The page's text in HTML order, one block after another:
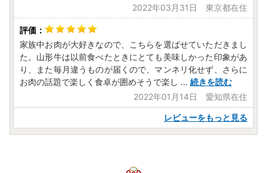
■ワンストップ特例申請書の受付のご連絡について
ご提出いただきましたワンストップ特例申請書の受付につき
ましては、お申込み時にご登録いただきましたメールアドレ
スあて電子メールでお知らせしています。
書面での受付書はお送りしておりませんので、あらかじめご
了承ください。
【ワンストップ特例申請書の送付先】
〒990-8540 山形県山形市旅篭町二丁目３番２５号
山形市役所 商工観光部 ブランド戦略課 ふるさと納税推
2022年03月31日 東京都在住
家族中お肉が大好きなので、こちらを選ばせていただきまし
た。山形牛は以前食べたときにとても美味しかった印象があ
り、また毎月違うものが届くので、マンネリ化せず、さらに
お肉の話題で楽しく食卓が囲めそうで楽し ... 続きを読む
2022年01月14日 愛知県在住
レビューをもっと見る